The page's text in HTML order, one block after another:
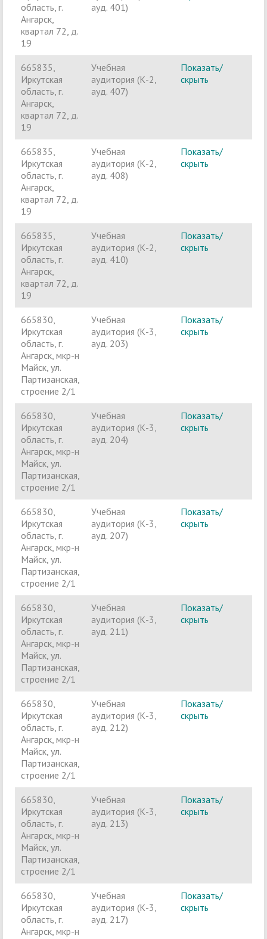
область, г.
Ангарск,
квартал 72, д.
19
ауд. 401)
665835,
Иркутская
область, г.
Ангарск,
квартал 72, д.
19
Учебная
аудитория (К-2,
ауд. 407)
Показать/
скрыть
665835,
Иркутская
область, г.
Ангарск,
квартал 72, д.
19
Учебная
аудитория (К-2,
ауд. 408)
Показать/
скрыть
665835,
Иркутская
область, г.
Ангарск,
квартал 72, д.
19
Учебная
аудитория (К-2,
ауд. 410)
Показать/
скрыть
665830,
Иркутская
область, г.
Ангарск, мкр-н
Майск, ул.
Партизанская,
строение 2/1
Учебная
аудитория (К-3,
ауд. 203)
Показать/
скрыть
665830,
Иркутская
область, г.
Ангарск, мкр-н
Майск, ул.
Партизанская,
строение 2/1
Учебная
аудитория (К-3,
ауд. 204)
Показать/
скрыть
665830,
Иркутская
область, г.
Ангарск, мкр-н
Майск, ул.
Партизанская,
строение 2/1
Учебная
аудитория (К-3,
ауд. 207)
Показать/
скрыть
665830,
Иркутская
область, г.
Ангарск, мкр-н
Майск, ул.
Партизанская,
строение 2/1
Учебная
аудитория (К-3,
ауд. 211)
Показать/
скрыть
665830,
Иркутская
область, г.
Ангарск, мкр-н
Майск, ул.
Партизанская,
строение 2/1
Учебная
аудитория (К-3,
ауд. 212)
Показать/
скрыть
665830,
Иркутская
область, г.
Ангарск, мкр-н
Майск, ул.
Партизанская,
строение 2/1
Учебная
аудитория (К-3,
ауд. 213)
Показать/
скрыть
665830,
Иркутская
область, г.
Ангарск, мкр-н
Учебная
аудитория (К-3,
ауд. 217)
Показать/
скрыть